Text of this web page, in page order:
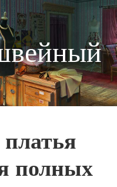
полных